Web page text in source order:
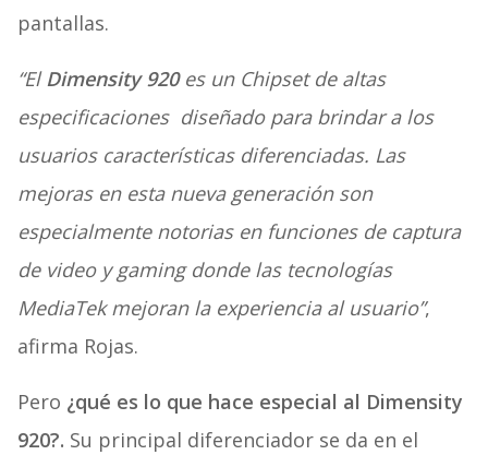
pantallas.
“ElDimensity 920 es un Chipset de altas
especificaciones diseñado para brindar a los
usuarios características diferenciadas. Las
mejoras en esta nueva generación son
especialmente notorias en funciones de captura
de video y gaming donde las tecnologías
MediaTek mejoran la experiencia al usuario”,
afirma Rojas.
Pero ¿qué es lo que hace especial al Dimensity
920?. Su principal diferenciador se da en el